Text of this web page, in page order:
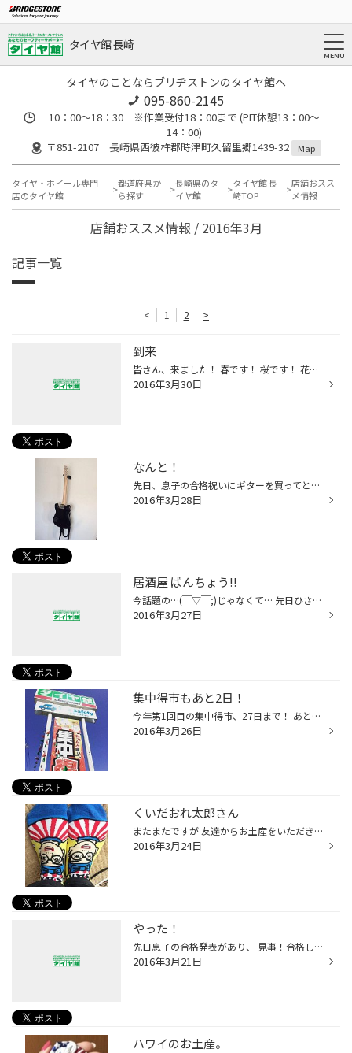
タイヤ館 長崎
タイヤのことならブリヂストンのタイヤ館へ
095-860-2145
10：00～18：30 ※作業受付18：00まで (PIT休憩13：00～
14：00)
〒851-2107 長崎県西彼杵郡時津町久留里郷1439-32
Map
タイヤ・ホイール専門
店のタイヤ館
都道府県か
ら探す
長崎県のタ
イヤ館
タイヤ館 長
崎TOP
店舗おスス
メ情報
店舗おススメ情報 / 2016年3月
記事一覧
< 1 2 >
到来
皆さん、来ました！ 春です！ 桜です！ 花見の季節ですね〜〜！ もう予定は決まりましたか？ 僕も今年こそは！ しかし！ 雨マーク、、、 皆さん、タイミング見つけて、散る前に行きましょう！ 雨の道滑らないようにタイヤ点検も忘れずに！
2016年3月30日
なんと！
先日、息子の合格祝いにギターを買ってと言う事でしたので、 久しぶりに楽器屋さんに行ってみると、やっぱり楽しいですね〜〜！ 昔僕もやっていたのでまたやりたくなっちゃいました！ まあ僕の話は良いのですが、一度家に戻り、嫁さんと息子で買いに行ってました。 息子もとても嬉しそうにしており...
2016年3月28日
居酒屋 ばんちょう!!
今話題の…(￣▽￣;)じゃなくて… 先日ひさしぶりに外食♪ 畝刈の居酒屋ばんちょう!! いっぱいだったのに、詰めて頂いたおじさま感謝でした!! 焼鳥が絶品ではじめて食べた油つぼ？だったかな？鳥の尻尾の付け根みたいな♪それも美味でしした!! また、いかねば… 拓ちゃんハムはなかったばい…でも…
2016年3月27日
集中得市もあと2日！
今年第1回目の集中得市、27日まで！ あと2日となりました( ^ ^ )/ タイヤ交換をお考えの方、 今がお買い求めのチャンスですよ。 春のお出かけ前の安全点検も お忘れなく( ´ ▽ ` )ﾉ点検無料！ エアーの点検もお気軽にどうぞ スタッフも気合いを入れて 赤いポロシャツでお待ちしております！
2016年3月26日
くいだおれ太郎さん
またまたですが 友達からお土産をいただきまして 大阪名物、くいだおれ太郎の 靴下です！ 毎日使うアイテムはうれしい限り です( ´ ▽ ` )感謝！ 太郎さんが わてがついてまっせ！ と… はい♡ 仕事頑張れそうです( ´ ▽ ` )
2016年3月24日
やった！
先日息子の合格発表があり、 見事！合格しておりました！ よかったよかった。 やっぱり、気付かないうちに子供は成長しておるんだなって思いました。 僕も頑張らねば、、、、
2016年3月21日
ハワイのお土産。